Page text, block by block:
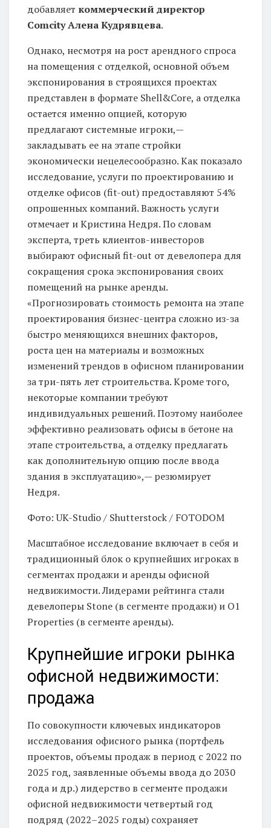
добавляет коммерческий директор
Comcity Алена Кудрявцева.
Однако, несмотря на рост арендного спроса
на помещения с отделкой, основной объем
экспонирования в строящихся проектах
представлен в формате Shell&Core, а отделка
остается именно опцией, которую
предлагают системные игроки,—
закладывать ее на этапе стройки
экономически нецелесообразно. Как показало
исследование, услуги по проектированию и
отделке офисов (fit-out) предоставляют 54%
опрошенных компаний. Важность услуги
отмечает и Кристина Недря. По словам
эксперта, треть клиентов-инвесторов
выбирают офисный fit-out от девелопера для
сокращения срока экспонирования своих
помещений на рынке аренды.
«Прогнозировать стоимость ремонта на этапе
проектирования бизнес-центра сложно из-за
быстро меняющихся внешних факторов,
роста цен на материалы и возможных
изменений трендов в офисном планировании
за три-пять лет строительства. Кроме того,
некоторые компании требуют
индивидуальных решений. Поэтому наиболее
эффективно реализовать офисы в бетоне на
этапе строительства, а отделку предлагать
как дополнительную опцию после ввода
здания в эксплуатацию»,— резюмирует
Недря.
Фото: UK-Studio / Shutterstock / FOTODOM
Масштабное исследование включает в себя и
традиционный блок о крупнейших игроках в
сегментах продажи и аренды офисной
недвижимости. Лидерами рейтинга стали
девелоперы Stone (в сегменте продажи) и O1
Properties (в сегменте аренды).
Крупнейшие игроки рынка
офисной недвижимости:
продажа
По совокупности ключевых индикаторов
исследования офисного рынка (портфель
проектов, объемы продаж в период с 2022 по
2025 год, заявленные объемы ввода до 2030
года и др.) лидерство в сегменте продажи
офисной недвижимости четвертый год
подряд (2022–2025 годы) сохраняет